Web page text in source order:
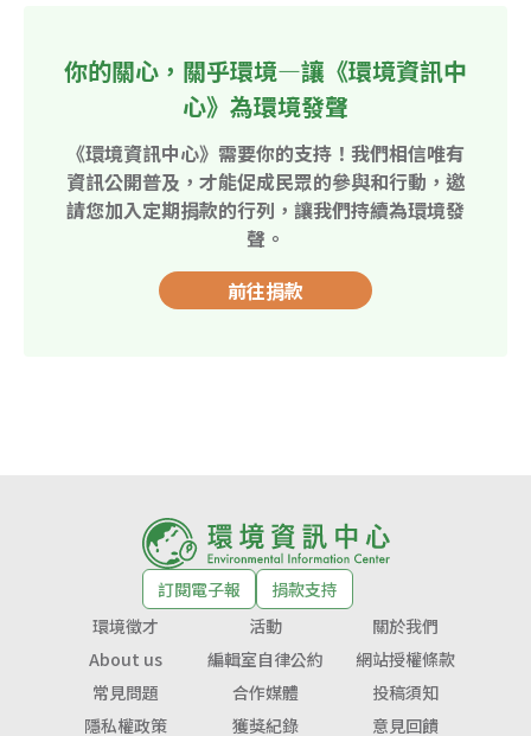
你的關心，關乎環境—讓《環境資訊中
心》為環境發聲
《環境資訊中心》需要你的支持！我們相信唯有
資訊公開普及，才能促成民眾的參與和行動，邀
請您加入定期捐款的行列，讓我們持續為環境發
聲。
前往捐款
訂閱電子報
捐款支持
環境徵才
活動
關於我們
About us
編輯室自律公約
網站授權條款
常見問題
合作媒體
投稿須知
隱私權政策
獲獎紀錄 意見回饋